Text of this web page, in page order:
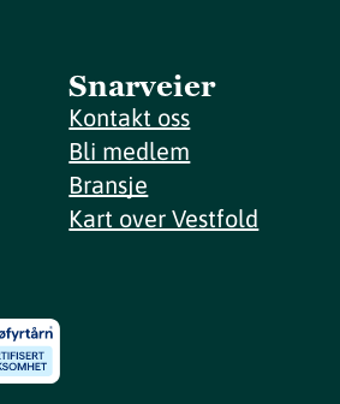
Snarveier
Kontakt oss
Bli medlem
Bransje
Kart over Vestfold